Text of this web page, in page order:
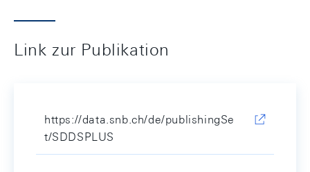
Link zur Publikation
https://data.snb.ch/de/publishingSe
t/SDDSPLUS